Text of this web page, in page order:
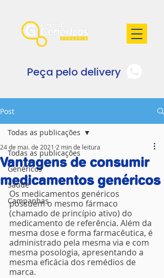
Peça pelo delivery
Post
Todas as publicações
Genéricos
Saúde
Campanhas
Todas as publicações
Vantagens de consumir
medicamentos genéricos
24 de mai. de 2021 2 min de leitura
Os medicamentos genéricos
possuem o mesmo fármaco
(chamado de princípio ativo) do
medicamento de referência. Além da
mesma dose e forma farmacêutica, é
administrado pela mesma via e com
mesma posologia, apresentando a
mesma eficácia dos remédios de
marca.